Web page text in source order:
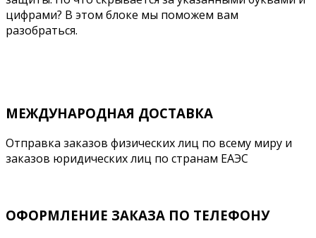
цифрами? В этом блоке мы поможем вам
разобраться.
МЕЖДУНАРОДНАЯ ДОСТАВКА
Отправка заказов физических лиц по всему миру и
заказов юридических лиц по странам ЕАЭС
ОФОРМЛЕНИЕ ЗАКАЗА ПО ТЕЛЕФОНУ